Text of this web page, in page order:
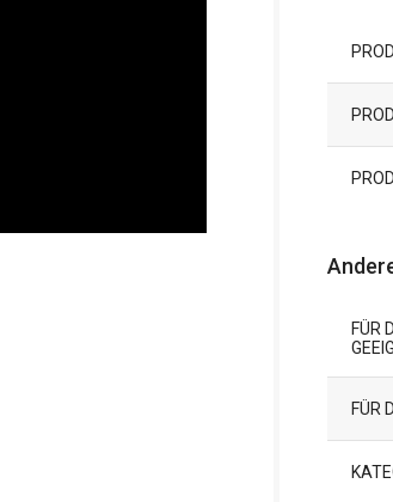
FÜR
FÜR